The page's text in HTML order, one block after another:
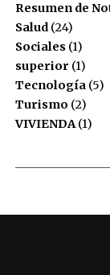
See author's
Comparte esto:
Twitter
Resumen de
Salud(24)
Sociales(1)
superior (1)
Tecnología(5)
Turismo (2)
VIVIENDA(1)